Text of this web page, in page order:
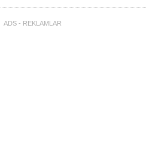
a ligação?
ADS - REKLAMLAR